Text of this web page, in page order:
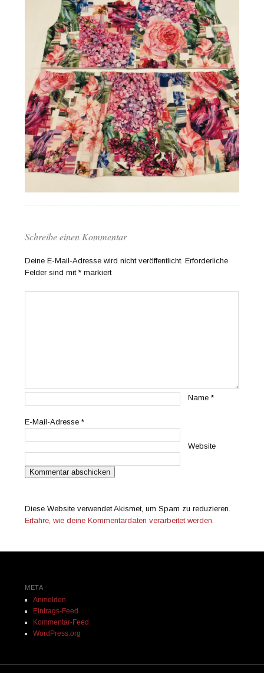
Schreibe einen Kommentar
Deine E-Mail-Adresse wird nicht veröffentlicht. Erforderliche
Felder sind mit* markiert
Name*
E-Mail-Adresse*
Website
Diese Website verwendet Akismet, um Spam zu reduzieren.
Erfahre, wie deine Kommentardaten verarbeitet werden.
META
Anmelden
Eintrags-Feed
Kommentar-Feed
WordPress.org